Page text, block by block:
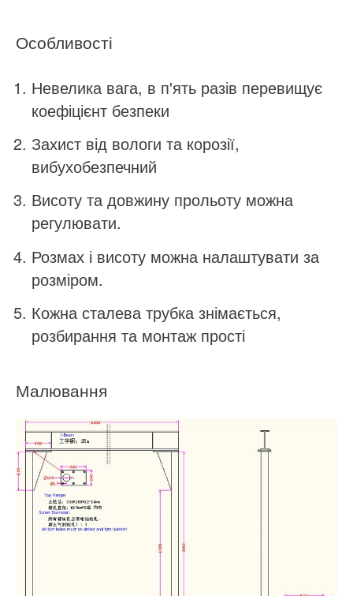
Особливості
Невелика вага, в п'ять разів перевищує
коефіцієнт безпеки
Захист від вологи та корозії,
вибухобезпечний
Висоту та довжину прольоту можна
регулювати.
Розмах і висоту можна налаштувати за
розміром.
Кожна сталева трубка знімається,
розбирання та монтаж прості
Малювання